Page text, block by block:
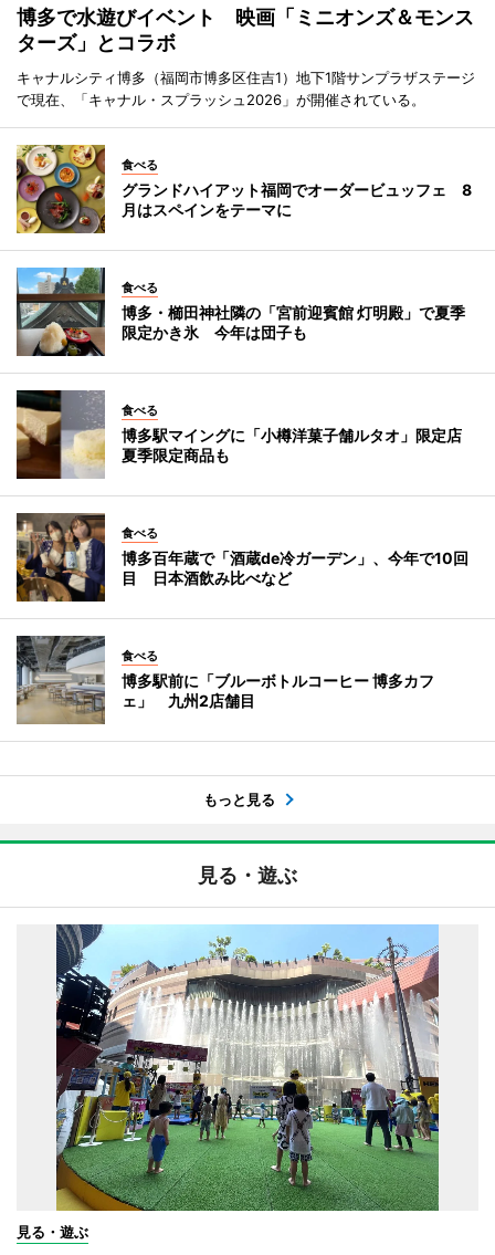
博多で水遊びイベント 映画「ミニオンズ＆モンス
ターズ」とコラボ
キャナルシティ博多（福岡市博多区住吉1）地下1階サンプラザステージ
で現在、「キャナル・スプラッシュ2026」が開催されている。
食べる
グランドハイアット福岡でオーダービュッフェ 8
月はスペインをテーマに
食べる
博多・櫛田神社隣の「宮前迎賓館 灯明殿」で夏季
限定かき氷 今年は団子も
食べる
博多駅マイングに「小樽洋菓子舗ルタオ」限定店
夏季限定商品も
食べる
博多百年蔵で「酒蔵de冷ガーデン」、今年で10回
目 日本酒飲み比べなど
食べる
博多駅前に「ブルーボトルコーヒー 博多カフ
ェ」 九州2店舗目
もっと見る
見る・遊ぶ
見る・遊ぶ